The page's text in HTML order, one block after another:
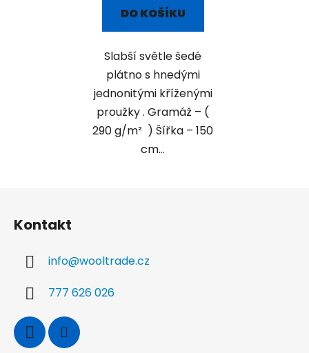
DO KOŠÍKU
Slabší světle šedé
plátno s hnedými
jednonitými kříženými
proužky . Gramáž – (
290 g/m² ) Šířka – 150
cm...
Kontakt
info@wooltrade.cz
777 626 026